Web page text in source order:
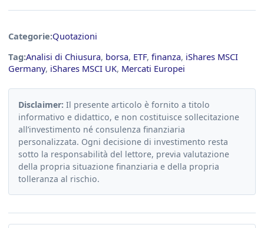
Categorie:Quotazioni
Tag:Analisi di Chiusura, borsa, ETF, finanza, iShares MSCI
Germany, iShares MSCI UK, Mercati Europei
Disclaimer: Il presente articolo è fornito a titolo
informativo e didattico, e non costituisce sollecitazione
all’investimento né consulenza finanziaria
personalizzata. Ogni decisione di investimento resta
sotto la responsabilità del lettore, previa valutazione
della propria situazione finanziaria e della propria
tolleranza al rischio.